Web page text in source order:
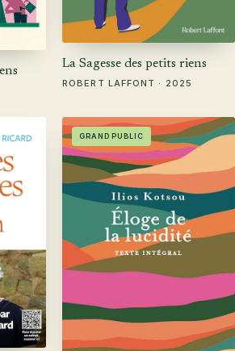
La Sagesse des petits riens
ROBERT LAFFONT · 2025
GRAND PUBLIC